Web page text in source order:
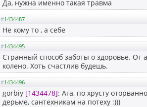
Да, нужна именно такая травма
#1434487
Не кому то , а себе
#1434495
Странный способ заботы о здоровье.
колено. Хоть счастлив будешь.
#1434496
gorbiy [1434478]: Ага, по хрусту
дерьме, сантехникам на потеху :)))